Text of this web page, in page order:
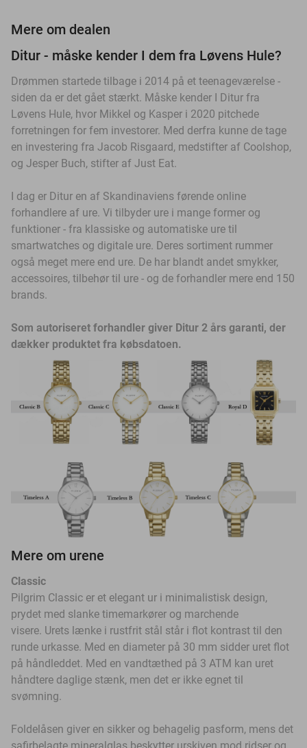
Mere om dealen
Ditur - måske kender I dem fra Løvens Hule?
Drømmen startede tilbage i 2014 på et teenageværelse -
siden da er det gået stærkt. Måske kender I Ditur fra
Løvens Hule, hvor Mikkel og Kasper i 2020 pitchede
forretningen for fem investorer. Med derfra kunne de tage
en investering fra Jacob Risgaard, medstifter af Coolshop,
og Jesper Buch, stifter af Just Eat.
I dag er Ditur en af Skandinaviens førende online
forhandlere af ure. Vi tilbyder ure i mange former og
funktioner - fra klassiske og automatiske ure til
smartwatches og digitale ure. Deres sortiment rummer
også meget mere end ure. De har blandt andet smykker,
accessoires, tilbehør til ure - og de forhandler mere end 150
brands.
Som autoriseret forhandler giver Ditur 2 års garanti, der
dækker produktet fra købsdatoen.
Mere om urene
Classic
Pilgrim Classic er et elegant ur i minimalistisk design,
prydet med slanke timemarkører og marchende
visere. Urets lænke i rustfrit stål står i flot kontrast til den
runde urkasse. Med en diameter på 30 mm sidder uret flot
på håndleddet. Med en vandtæthed på 3 ATM kan uret
håndtere daglige stænk, men det er ikke egnet til
svømning.
Foldelåsen giver en sikker og behagelig pasform, mens det